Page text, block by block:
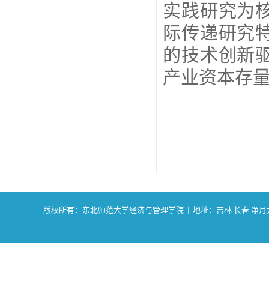
实践研究为
际传递研究
的技术创新
产业资本存
版权所有：东北师范大学经济与管理学院 | 地址：吉林 长春